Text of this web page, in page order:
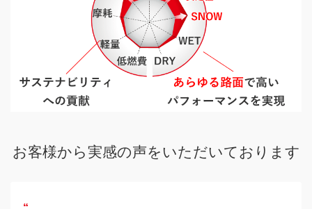
お客様から実感の声をいただいております